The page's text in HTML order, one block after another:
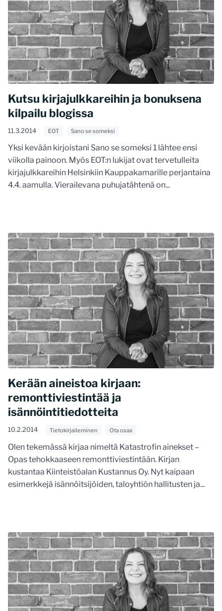
Kutsu kirjajulkkareihin ja bonuksena
kilpailu blogissa
11.3.2014 EOT Sano se someksi
Yksi kevään kirjoistani Sano se someksi 1 lähtee ensi
viikolla painoon. Myös EOT:n lukijat ovat tervetulleita
kirjajulkkareihin Helsinkiin Kauppakamarille perjantaina
4.4. aamulla. Vierailevana puhujatähtenä on...
Kerään aineistoa kirjaan:
remonttiviestintää ja
isännöintitiedotteita
10.2.2014 Tietokirjaileminen Ota osaa
Olen tekemässä kirjaa nimeltä Katastrofin ainekset –
Opas tehokkaaseen remonttiviestintään. Kirjan
kustantaa Kiinteistöalan Kustannus Oy. Nyt kaipaan
esimerkkejä isännöitsijöiden, taloyhtiön hallitusten ja...